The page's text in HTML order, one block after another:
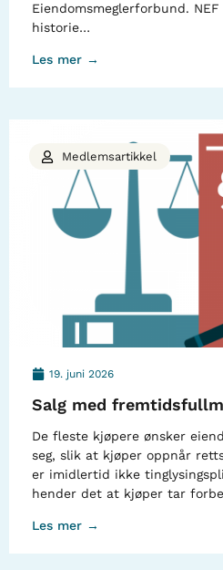
Eiendomsmeglerforbund.
historie…
Les mer →
19. juni 2026
Salg med
De fleste kjøpere ønsker
seg, slik at kjøper oppnår
er imidlertid ikke
hender det at kjøper tar
Les mer →
Medlemsartikkel